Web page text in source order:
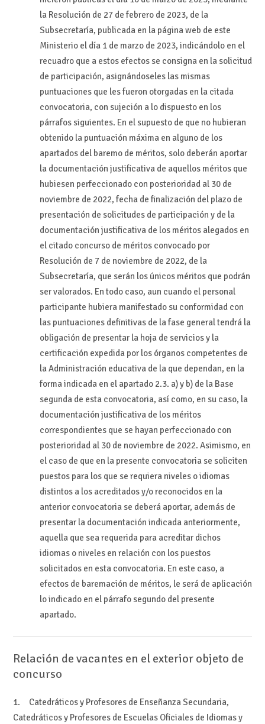
la Resolución de 27 de febrero de 2023, de la
Subsecretaría, publicada en la página web de este
Ministerio el día 1 de marzo de 2023, indicándolo en el
recuadro que a estos efectos se consigna en la solicitud
de participación, asignándoseles las mismas
puntuaciones que les fueron otorgadas en la citada
convocatoria, con sujeción a lo dispuesto en los
párrafos siguientes. En el supuesto de que no hubieran
obtenido la puntuación máxima en alguno de los
apartados del baremo de méritos, solo deberán aportar
la documentación justificativa de aquellos méritos que
hubiesen perfeccionado con posterioridad al 30 de
noviembre de 2022, fecha de finalización del plazo de
presentación de solicitudes de participación y de la
documentación justificativa de los méritos alegados en
el citado concurso de méritos convocado por
Resolución de 7 de noviembre de 2022, de la
Subsecretaría, que serán los únicos méritos que podrán
ser valorados. En todo caso, aun cuando el personal
participante hubiera manifestado su conformidad con
las puntuaciones definitivas de la fase general tendrá la
obligación de presentar la hoja de servicios y la
certificación expedida por los órganos competentes de
la Administración educativa de la que dependan, en la
forma indicada en el apartado 2.3. a) y b) de la Base
segunda de esta convocatoria, así como, en su caso, la
documentación justificativa de los méritos
correspondientes que se hayan perfeccionado con
posterioridad al 30 de noviembre de 2022. Asimismo, en
el caso de que en la presente convocatoria se soliciten
puestos para los que se requiera niveles o idiomas
distintos a los acreditados y/o reconocidos en la
anterior convocatoria se deberá aportar, además de
presentar la documentación indicada anteriormente,
aquella que sea requerida para acreditar dichos
idiomas o niveles en relación con los puestos
solicitados en esta convocatoria. En este caso, a
efectos de baremación de méritos, le será de aplicación
lo indicado en el párrafo segundo del presente
apartado.
Relación de vacantes en el exterior objeto de
concurso
1. Catedráticos y Profesores de Enseñanza Secundaria,
Catedráticos y Profesores de Escuelas Oficiales de Idiomas y